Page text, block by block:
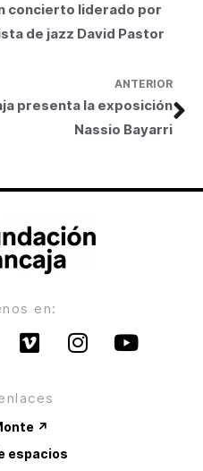
ANTERIOR
presenta la exposición
Nassio Bayarri
concierto liderado por
de jazz David Pastor
en:
↗
espacios